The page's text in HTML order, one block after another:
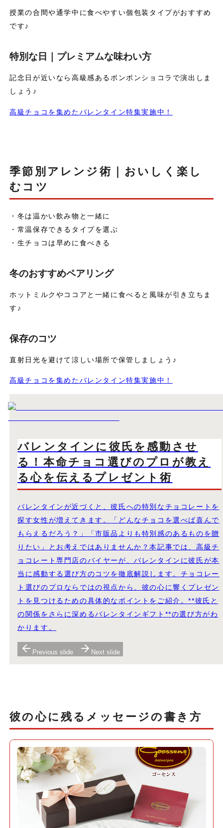
授業の合間や通学中に食べやすい個包装タイプがおすすめ
です♪
特別な日｜プレミアムな味わい方
記念日が近いなら高級感あるボンボンショコラで演出しま
しょう♪
高級チョコを集めたバレンタイン特集実施中！
季節別アレンジ術｜おいしく楽し
むコツ
・冬は温かい飲み物と一緒に
・常温保存できるタイプを選ぶ
・生チョコは早めに食べきる
冬のおすすめペアリング
ホットミルクやココアと一緒に食べると風味が引き立ちま
す♪
保存のコツ
直射日光を避けて涼しい場所で保管しましょう♪
高級チョコを集めたバレンタイン特集実施中！
バレンタインに彼氏を感動させ
る！本命チョコ選びのプロが教え
る心を伝えるプレゼント術
バレンタインが近づくと、彼氏への特別なチョコレートを
探す女性が増えてきます。「どんなチョコを選べば喜んで
もらえるだろう？」「市販品よりも特別感のあるものを贈
りたい」とお考えではありませんか？本記事では、高級チ
ョコレート専門店のバイヤーが、バレンタインに彼氏が本
当に感動する選び方のコツを徹底解説します。チョコレー
ト選びのプロならではの視点から、彼の心に響くプレゼン
トを見つけるための具体的なポイントをご紹介。**彼氏と
の関係をさらに深めるバレンタインギフト**の選び方がわ
かります。
Previous slide Next slide
彼の心に残るメッセージの書き方